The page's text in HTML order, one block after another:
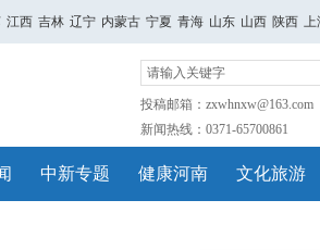
江西 吉林 辽宁 内蒙古 宁夏 青海 山东 山西 陕西 上
投稿邮箱：zxwhnxw@163.com
新闻热线：0371-65700861
中新专题 健康河南 文化旅游